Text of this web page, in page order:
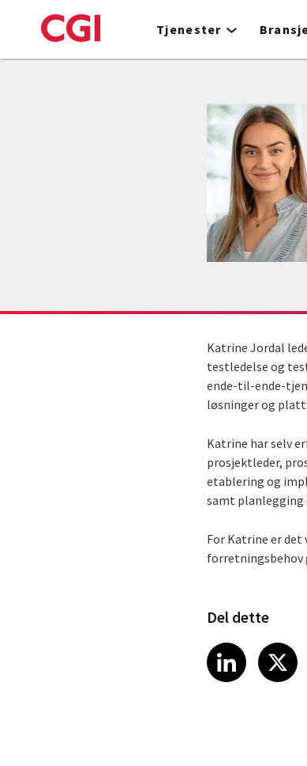
to
Tjenester
Katrine Jordal
testledelse og
ende-til-ende-
løsninger og
Katrine har selv
prosjektleder,
etablering og
samt
For Katrine er
forretningsbehov
Del dette
Share